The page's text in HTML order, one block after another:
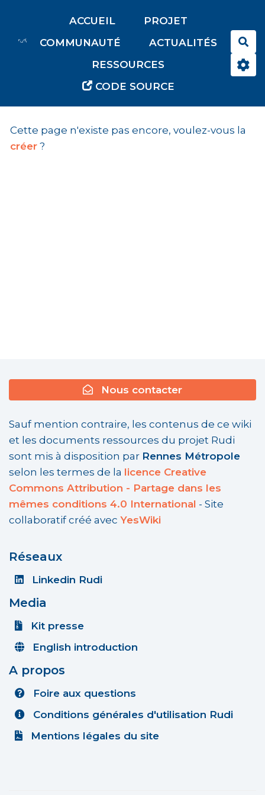
Aller au contenu principal
ACCUEIL
PROJET
COMMUNAUTÉ
ACTUALITÉS
RESSOURCES
CODE SOURCE
Cette page n'existe pas encore, voulez-vous la
créer ?
Nous contacter
Sauf mention contraire, les contenus de ce wiki
et les documents ressources du projet Rudi
sont mis à disposition par Rennes Métropole
selon les termes de la licence Creative
Commons Attribution - Partage dans les
mêmes conditions 4.0 International - Site
collaboratif créé avec YesWiki
Réseaux
Linkedin Rudi
Media
Kit presse
English introduction
A propos
Foire aux questions
Conditions générales d'utilisation Rudi
Mentions légales du site